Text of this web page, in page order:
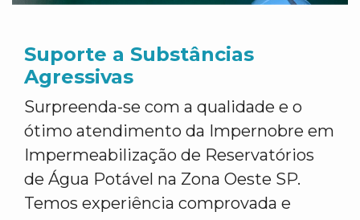
Suporte a Substâncias
Agressivas
Surpreenda-se com a qualidade e o
ótimo atendimento da Impernobre em
Impermeabilização de Reservatórios
de Água Potável na Zona Oeste SP.
Temos experiência comprovada e